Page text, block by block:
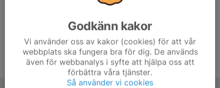
16 år
Godkänn kakor
Vi använder oss av kakor (cookies) för att vår
webbplats ska fungera bra för dig. De används
även för webbanalys i syfte att hjälpa oss att
förbättra våra tjänster.
Så använder vi cookies